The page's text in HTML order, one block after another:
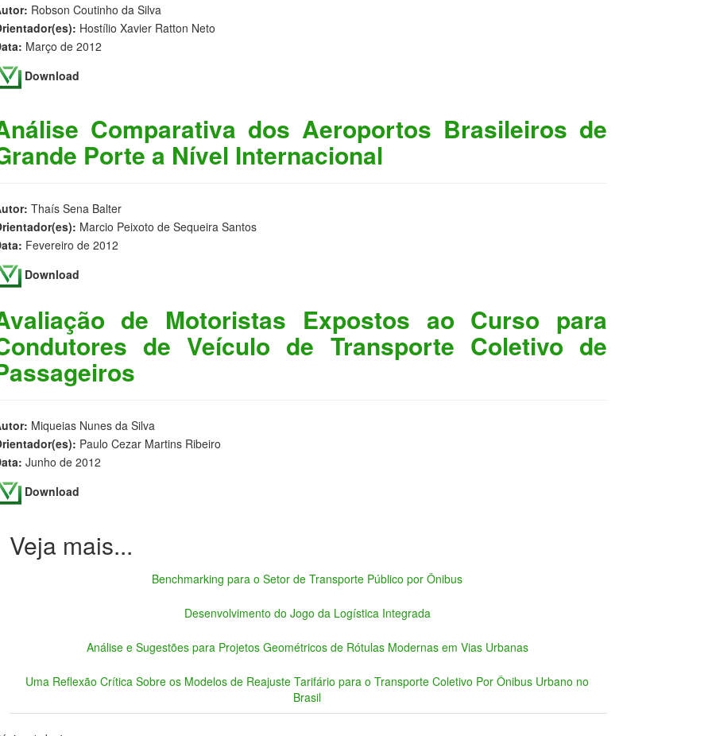
Robson Coutinho da Silva
Hostílio Xavier Ratton Neto
Março de 2012
Download
Comparativa dos Aeroportos Brasileiros de
Porte a Nível Internacional
Thaís Sena Balter
Marcio Peixoto de Sequeira Santos
Fevereiro de 2012
Download
de Motoristas Expostos ao Curso para
de Veículo de Transporte Coletivo de
Miqueias Nunes da Silva
Paulo Cezar Martins Ribeiro
Junho de 2012
Download
Benchmarking para o Setor de Transporte Público por Ônibus
Desenvolvimento do Jogo da Logística Integrada
Análise e Sugestões para Projetos Geométricos de Rótulas Modernas em Vias Urbanas
Uma Reflexão Crítica Sobre os Modelos de Reajuste Tarifário para o Transporte Coletivo Por Ônibus Urbano no
Brasil